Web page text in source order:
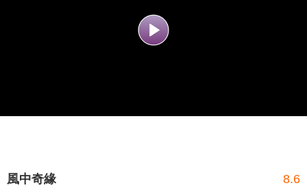
風中奇緣 8.6